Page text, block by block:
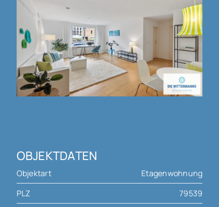
OBJEKTDATEN
Objektart
Etagenwohnung
PLZ
79539